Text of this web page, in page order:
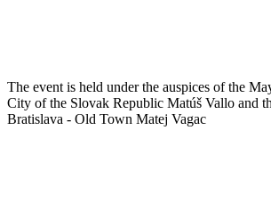
The event is held under the auspices of the
City of the Slovak Republic Matúš Vallo and
Bratislava - Old Town Matej Vagac